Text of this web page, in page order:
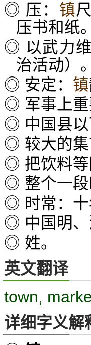
◎ 压： 镇
压书和纸
◎ 以武力维
治活动）。
◎ 安定： 镇
◎ 军事上重
◎ 中国县以
◎ 较大的集
◎ 把饮料等
◎ 整个一段
◎ 时常：十
◎ 中国明、
◎ 姓。
英文翻译
town,
详细字义解